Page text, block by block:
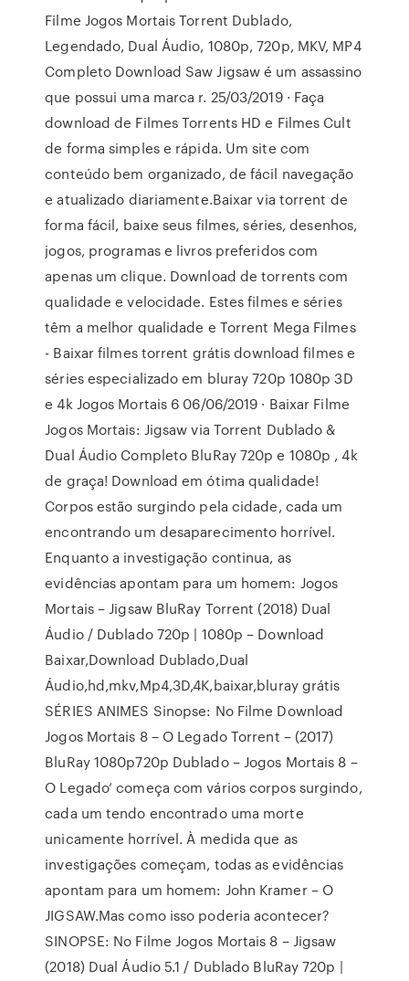
Filme Jogos Mortais Torrent Dublado,
Legendado, Dual Áudio, 1080p, 720p, MKV, MP4
Completo Download Saw Jigsaw é um assassino
que possui uma marca r. 25/03/2019 · Faça
download de Filmes Torrents HD e Filmes Cult
de forma simples e rápida. Um site com
conteúdo bem organizado, de fácil navegação
e atualizado diariamente.Baixar via torrent de
forma fácil, baixe seus filmes, séries, desenhos,
jogos, programas e livros preferidos com
apenas um clique. Download de torrents com
qualidade e velocidade. Estes filmes e séries
têm a melhor qualidade e Torrent Mega Filmes
- Baixar filmes torrent grátis download filmes e
séries especializado em bluray 720p 1080p 3D
e 4k Jogos Mortais 6 06/06/2019 · Baixar Filme
Jogos Mortais: Jigsaw via Torrent Dublado &
Dual Áudio Completo BluRay 720p e 1080p , 4k
de graça! Download em ótima qualidade!
Corpos estão surgindo pela cidade, cada um
encontrando um desaparecimento horrível.
Enquanto a investigação continua, as
evidências apontam para um homem: Jogos
Mortais – Jigsaw BluRay Torrent (2018) Dual
Áudio / Dublado 720p | 1080p – Download
Baixar,Download Dublado,Dual
Áudio,hd,mkv,Mp4,3D,4K,baixar,bluray grátis
SÉRIES ANIMES Sinopse: No Filme Download
Jogos Mortais 8 – O Legado Torrent – (2017)
BluRay 1080p720p Dublado – Jogos Mortais 8 –
O Legado‘ começa com vários corpos surgindo,
cada um tendo encontrado uma morte
unicamente horrível. À medida que as
investigações começam, todas as evidências
apontam para um homem: John Kramer – O
JIGSAW.Mas como isso poderia acontecer?
SINOPSE: No Filme Jogos Mortais 8 – Jigsaw
(2018) Dual Áudio 5.1 / Dublado BluRay 720p |